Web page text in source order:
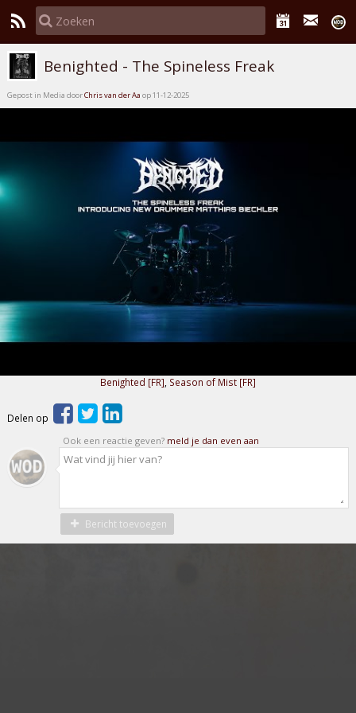
Benighted - The Spineless Freak
Gepost in Media doorChris van der Aa op 11-12-2025
Benighted [FR] Season of Mist [FR]
Delen op
Ook een reactie geven? meld je dan even aan
Bericht toevoegen